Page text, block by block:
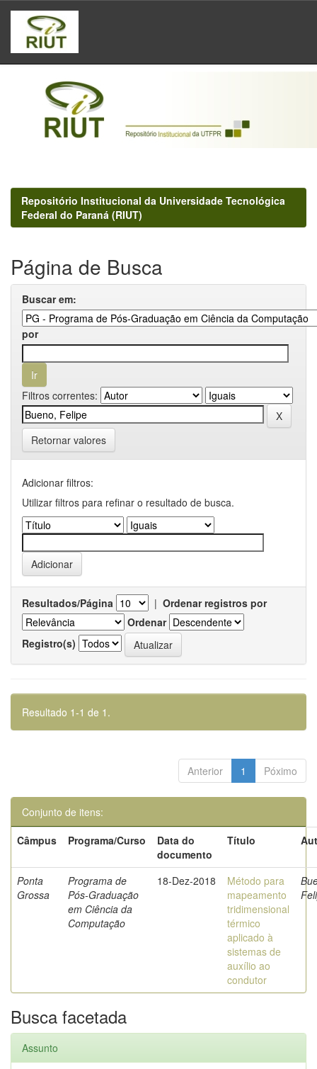
Skip
navigation
Repositório Institucional da Universidade Tecnológica
Federal do Paraná (RIUT)
Página de Busca
Buscar em:
por
Filtros correntes:
Retornar valores
Adicionar filtros:
Utilizar filtros para refinar o resultado de busca.
Resultados/Página | Ordenar registros por
Ordenar
Registro(s)
Resultado 1-1 de 1.
Anterior 1 Póximo
Conjunto de itens:
Câmpus
Programa/Curso
Data do
documento
Título
Ponta
Grossa
Programa de
Pós-Graduação
em Ciência da
Computação
18-Dez-2018
Método para
mapeamento
tridimensional
térmico
aplicado à
sistemas de
auxílio ao
condutor
Busca facetada
Assunto